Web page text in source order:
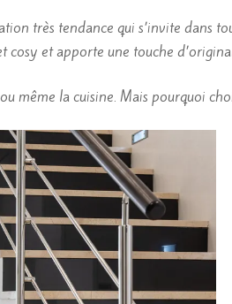
très tendance qui s’invite dans
cosy et apporte une touche
même la cuisine. Mais pourquoi